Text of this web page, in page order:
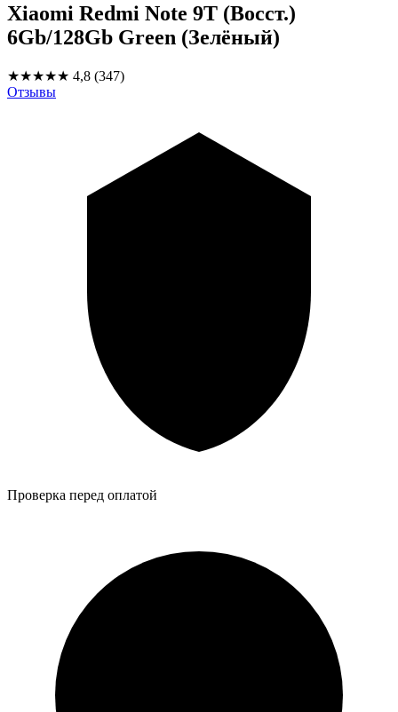
Xiaomi Redmi Note 9T (Восст.)
6Gb/128Gb Green (Зелёный)
★★★★★ 4,8 (347)
Отзывы
Проверка перед оплатой